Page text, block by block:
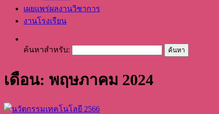
เผยแพร่ผลงานวิชาการ
งานโรงเรียน
ค้นหาสำหรับ:
เดือน: พฤษภาคม 2024